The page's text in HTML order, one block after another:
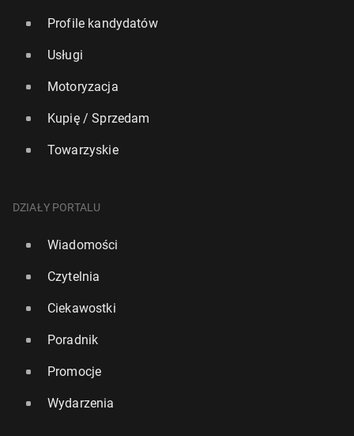
Profile kandydatów
Usługi
Motoryzacja
Kupię / Sprzedam
Towarzyskie
DZIAŁY PORTALU
Wiadomości
Czytelnia
Ciekawostki
Poradnik
Promocje
Wydarzenia